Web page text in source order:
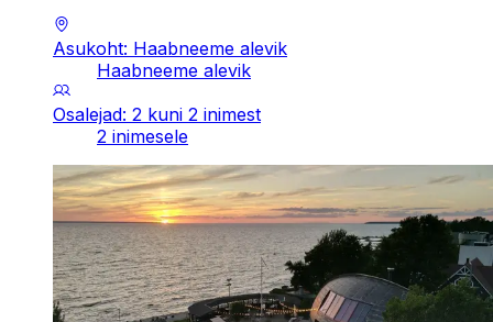
Asukoht: Haabneeme alevik
Haabneeme alevik
Osalejad: 2 kuni 2 inimest
2 inimesele